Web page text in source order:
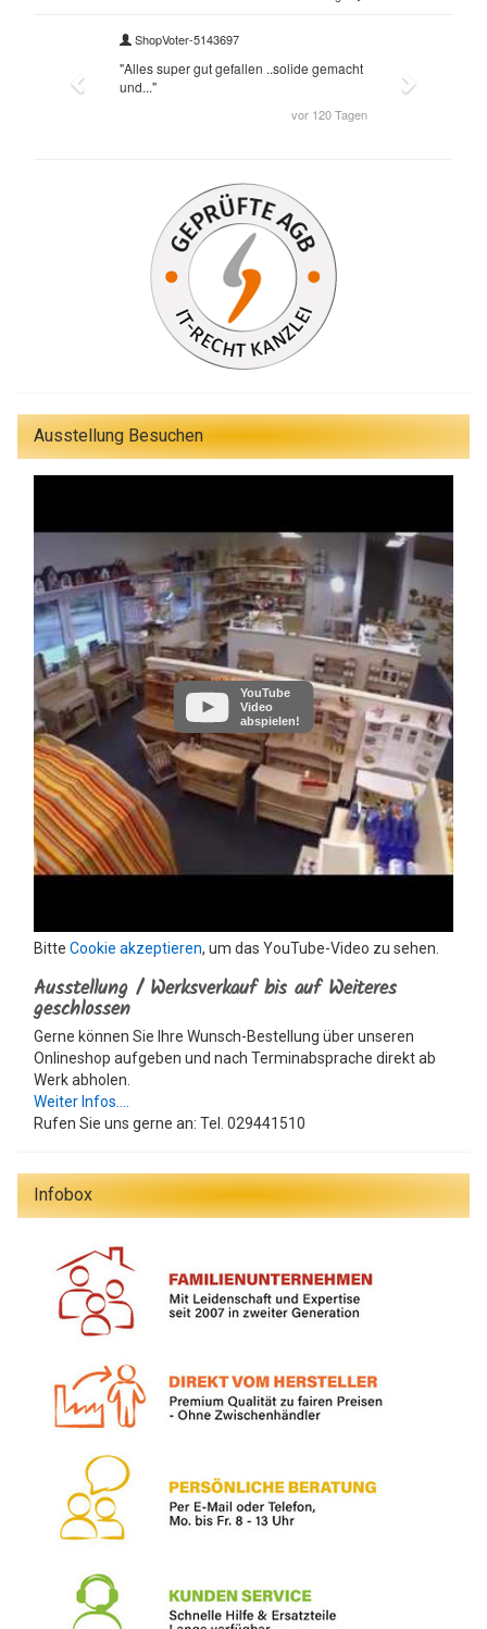
Ausstellung Besuchen
YouTube
Video
abspielen!
Bitte Cookie akzeptieren, um das YouTube-Video zu sehen.
Ausstellung / Werksverkauf bis auf Weiteres
geschlossen
Gerne können Sie Ihre Wunsch-Bestellung über unseren
Onlineshop aufgeben und nach Terminabsprache direkt ab
Werk abholen.
Weiter Infos....
Rufen Sie uns gerne an: Tel. 029441510
Infobox